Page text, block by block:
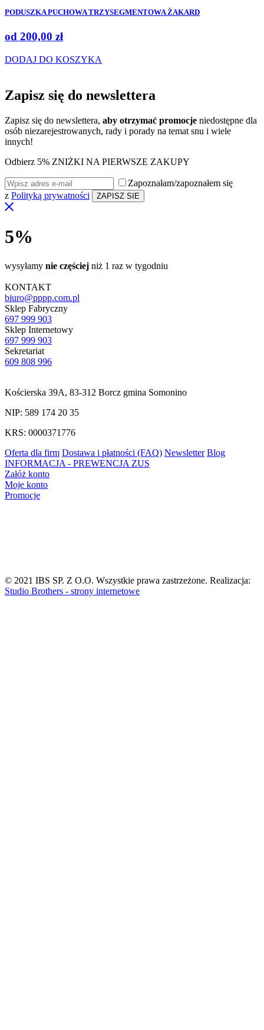
PODUSZKA PUCHOWA TRZYSEGMENTOWA ŻAKARD
od 200,00 zł
DODAJ DO KOSZYKA
Zapisz się do newslettera
Zapisz się do newslettera, aby otrzymać promocje niedostępne dla
osób niezarejestrowanych, rady i porady na temat snu i wiele
innych!
Odbierz 5% ZNIŻKI NA PIERWSZE ZAKUPY
Zapoznałam/zapoznałem się
z Polityką prywatności
5%
wysyłamy nie częściej niż 1 raz w tygodniu
KONTAKT
biuro@pppp.com.pl
Sklep Fabryczny
697 999 903
Sklep Internetowy
697 999 903
Sekretariat
609 808 996
Kościerska 39A, 83-312 Borcz gmina Somonino
NIP: 589 174 20 35
KRS: 0000371776
Oferta dla firm Dostawa i płatności (FAQ) Newsletter Blog
INFORMACJA - PREWENCJA ZUS
Załóż konto
Moje konto
Promocje
© 2021 IBS SP. Z O.O. Wszystkie prawa zastrzeżone. Realizacja:
Studio Brothers - strony internetowe